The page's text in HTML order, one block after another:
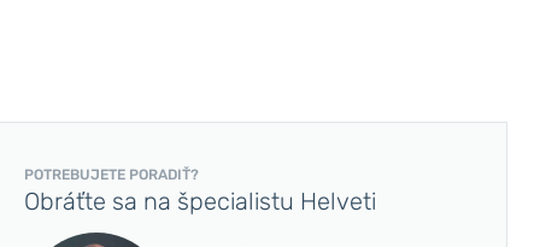
POTREBUJETE PORADIŤ?
Obráťte sa na špecialistu Helveti